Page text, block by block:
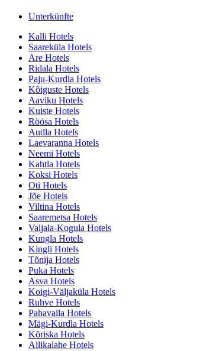
Unterkünfte
Kalli Hotels
Saareküla Hotels
Are Hotels
Ridala Hotels
Paju-Kurdla Hotels
Kõiguste Hotels
Aaviku Hotels
Kuiste Hotels
Röösa Hotels
Audla Hotels
Laevaranna Hotels
Neemi Hotels
Kahtla Hotels
Koksi Hotels
Oti Hotels
Jõe Hotels
Viltina Hotels
Saaremetsa Hotels
Valjala-Kogula Hotels
Kungla Hotels
Kingli Hotels
Tõnija Hotels
Puka Hotels
Asva Hotels
Koigi-Väljaküla Hotels
Ruhve Hotels
Pahavalla Hotels
Mägi-Kurdla Hotels
Kõriska Hotels
Allikalahe Hotels